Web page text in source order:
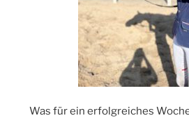
Was für ein erfolgreiches